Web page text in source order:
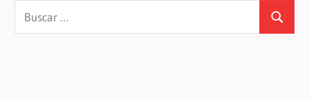
Buscar:
Buscar